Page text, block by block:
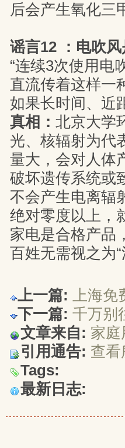
后会产生氧化三
谣言12 ：电吹
“连续3次使用电
直流传着这样一
如果长时间、近
真相： 北京大学
光、核辐射为代
量大，会对人体
破坏遗传系统或
不会产生电离辐
绝对零度以上，
家电是合格产品
百姓无需视之为“
上一篇: 上海免
下一篇: 千万别
文章来自: 家庭
引用通告: 查看
Tags:
最新日志: